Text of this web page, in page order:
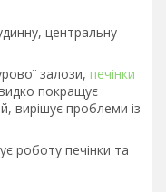
центральну
залози, печінки
покращує
вирішує проблеми із
роботу печінки та